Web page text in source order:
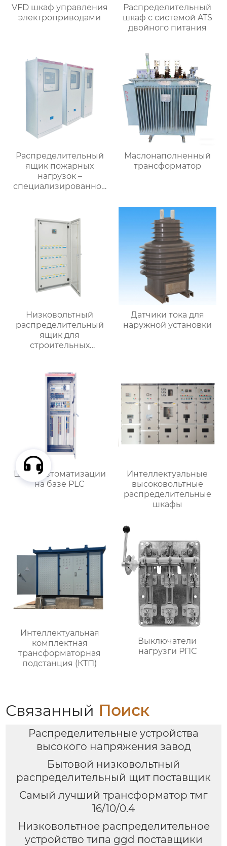
VFD шкаф управления
электроприводами
Распределительный
шкаф с системой ATS
двойного питания
Распределительный
ящик пожарных
нагрузок –
специализированное
Маслонаполненный
трансформатор
Низковольтный
распределительный
ящик для
строительных
Датчики тока для
наружной установки
Шкаф автоматизации
на базе PLC
Интеллектуальные
высоковольтные
распределительные
шкафы
Интеллектуальная
комплектная
трансформаторная
подстанция (КТП)
Выключатели
нагрузги РПС
Связанный Поиск
Распределительные устройства
высокого напряжения завод
Бытовой низковольтный
распределительный щит поставщик
Самый лучший трансформатор тмг
16/10/0.4
Низковольтное распределительное
устройство типа ggd поставщики